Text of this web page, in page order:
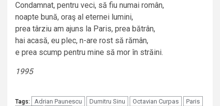
Condamnat, pentru veci, să fiu numai român,
noapte bună, oraş al eternei lumini,
prea târziu am ajuns la Paris, prea bătrân,
hai acasă, eu plec, n-are rost să rămân,
e prea scump pentru mine să mor în străini.
1995
Tags: Adrian Paunescu Dumitru Sinu Octavian Curpas
Paris